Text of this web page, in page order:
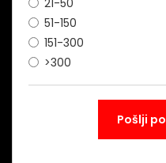
51-150
151-300
>300